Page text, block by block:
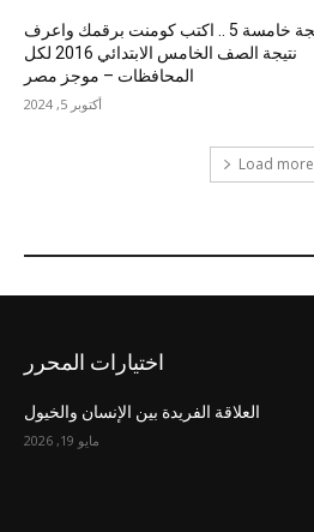
نتيجة خامسة 5 .. اكتب كومنت برقمك واعرف
نتيجة الصف الخامس الابتدائي 2016 لكل
المحافظات – موجز مصر
أكتوبر 5, 2024
Load more
اختيارات المحرر
العلاقة الفريدة بين الإنسان والخيول
مايو 19, 2026